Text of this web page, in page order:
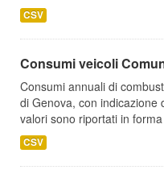
CSV
Consumi veicoli
Consumi annuali di
di Genova, con indicazione
valori sono riportati in
CSV